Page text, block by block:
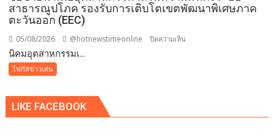
สาธารณูปโภค รองรับการเติบโตเขตพัฒนาพิเศษภาค
ตะวันออก (EEC)
05/08/2026 @hotnewstimeonline ปิดความเห็น
ซ์
​นิคมอุตสาหกรรมเ...
โฟกัสข่าวเด่น
LIKE FACEBOOK